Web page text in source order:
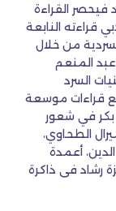
فيحصر القراءة
النابعة
من خلال
المنعم
السرد
قراءات موسعة
في شعور
الطحاوي،
أعمدة
رشاد فى ذاكرة